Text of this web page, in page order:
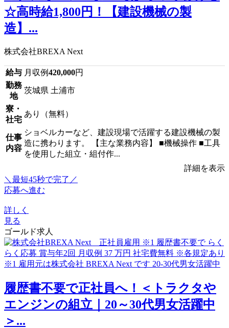
☆高時給1,800円！【建設機械の製
造】...
株式会社BREXA Next
給与 月収例420,000円
勤務
地
茨城県 土浦市
寮・
社宅
あり（無料）
仕事
内容
ショベルカーなど、建設現場で活躍する建設機械の製
造に携わります。 【主な業務内容】 ■機械操作 ■工具
を使用した組立・組付作...
詳細を表示
＼最短45秒で完了／
応募へ進む
詳しく
見る
ゴールド求人
履歴書不要で正社員へ！＜トラクタや
エンジンの組立｜20～30代男女活躍中
＞...